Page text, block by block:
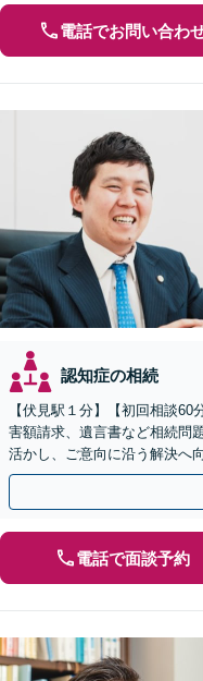
電話でお問い合わ
認知症の相続
【伏見駅１分】【初回相談
害額請求、遺言書など相続問
活かし、ご意向に沿う解決へ
人廃除など複雑な件もご相談
電話で面談予約